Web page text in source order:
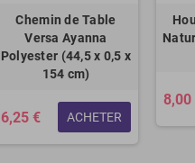
Chemin de Table
Versa Ayanna
Polyester (44,5 x 0,5 x
154 cm)
6,25 € ACHETER
8,00